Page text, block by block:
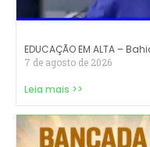
EDUCAÇÃO EM ALTA –
7 de agosto de 2026
Leia mais >>